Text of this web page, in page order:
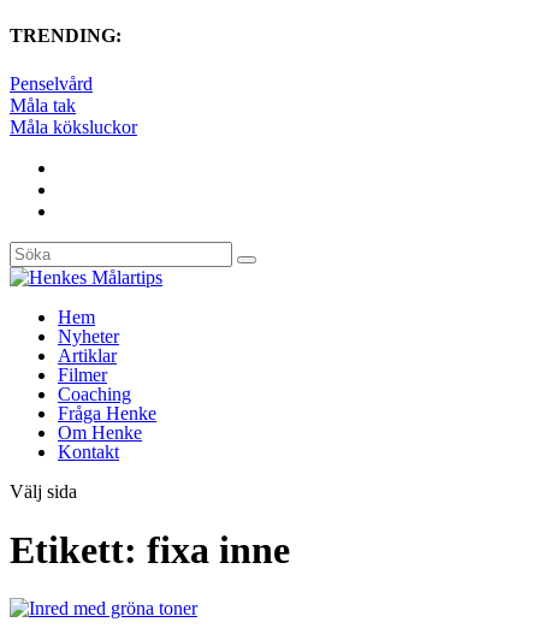
TRENDING:
Penselvård
Måla tak
Måla köksluckor
Hem
Nyheter
Artiklar
Filmer
Coaching
Fråga Henke
Om Henke
Kontakt
Välj sida
Etikett: fixa inne